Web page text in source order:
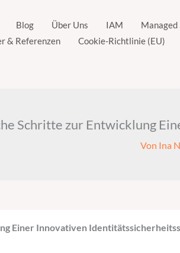
Blog Über Uns IAM Managed
& Referenzen
Cookie-Richtlinie (EU)
Schritte zur Entwicklung
Von Ina
Einer Innovativen